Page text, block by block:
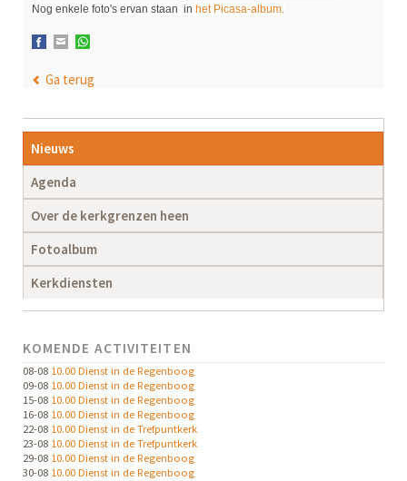
Nog enkele foto's ervan staan in het Picasa-album.
Facebook
E-mail
Ga terug
Navigatie
overslaan
Nieuws
Agenda
Over de kerkgrenzen heen
Fotoalbum
Kerkdiensten
KOMENDE ACTIVITEITEN
08-08 10.00 Dienst in de Regenboog
09-08 10.00 Dienst in de Regenboog
15-08 10.00 Dienst in de Regenboog
16-08 10.00 Dienst in de Regenboog
22-08 10.00 Dienst in de Trefpuntkerk
23-08 10.00 Dienst in de Trefpuntkerk
29-08 10.00 Dienst in de Regenboog
30-08 10.00 Dienst in de Regenboog